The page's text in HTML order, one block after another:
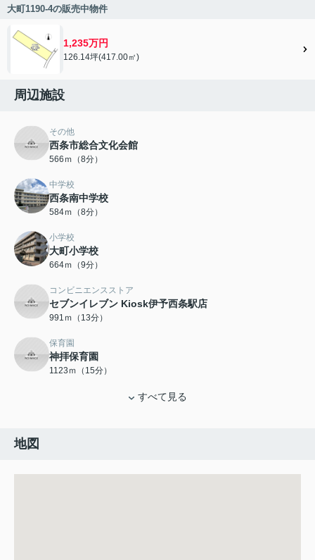
大町1190-4の販売中物件
1,235万円
126.14坪(417.00㎡)
周辺施設
その他
西条市総合文化会館
566ｍ（8分）
中学校
西条南中学校
584ｍ（8分）
小学校
大町小学校
664ｍ（9分）
コンビニエンスストア
セブンイレブン Kiosk伊予西条駅店
991ｍ（13分）
保育園
神拝保育園
1123ｍ（15分）
すべて見る
地図